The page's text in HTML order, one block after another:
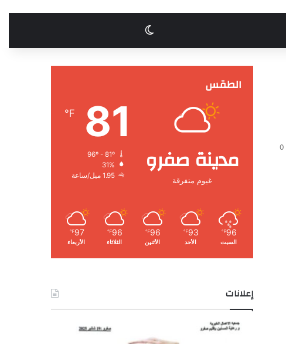
الوضع المظلم
0
الطقس
مدينة صفرو
غيوم متفرقة
81
℉
31%
1.95 ميل/ساعة
96
℉
السبت
93
℉
الأحد
96
℉
الأثنين
96
℉
الثلاثاء
97
℉
الأربعاء
إعلانات